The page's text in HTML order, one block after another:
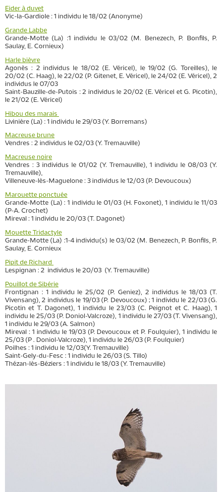
Eider à duvet
Vic-la-Gardiole : 1 individu le 18/02 (Anonyme)
Grande Labbe
Grande-Motte (La) :1 individu le 03/02 (M. Benezech, P. Bonfils, P.
Saulay, E. Cornieux)
Harle bièvre
Agonès : 2 individus le 18/02 (E. Véricel), le 19/02 (G. Toreilles), le
20/02 (C. Haag), le 22/02 (P. Gitenet, E. Véricel), le 24/02 (E. Véricel), 2
individus le 07/03
Saint-Bauzille-de-Putois : 2 individus le 20/02 (E. Véricel et G. Picotin),
le 21/02 (E. Véricel)
Hibou des marais
Livinière (La) : 1 individu le 29/03 (Y. Borremans)
Macreuse brune
Vendres : 2 individus le 02/03 (Y. Tremauville)
Macreuse noire
Vendres : 3 individus le 01/02 (Y. Tremauville), 1 individu le 08/03 (Y.
Tremauville),
Villeneuve-lès-Maguelone : 3 individus le 12/03 (P. Devoucoux)
Marouette ponctuée
Grande-Motte (La) : 1 individu le 01/03 (H. Foxonet), 1 individu le 11/03
(P-A. Crochet)
Mireval : 1 individu le 20/03 (T. Dagonet)
Mouette Tridactyle
Grande-Motte (La) :1-4 individu(s) le 03/02 (M. Benezech, P. Bonfils, P.
Saulay, E. Cornieux
Pipit de Richard
Lespignan : 2 individus le 20/03 (Y. Tremauville)
Pouillot de Sibérie
Frontignan : 1 individu le 25/02 (P. Geniez), 2 individus le 18/03 (T.
Vivensang), 2 individus le 19/03 (P. Devoucoux) ; 1 individu le 22/03 (G.
Picotin et T. Dagonet), 1 individu le 23/03 (C. Peignot et C. Haag), 1
individu le 25/03 (P. Doniol-Valcroze), 1 individu le 27/03 (T. Vivensang),
1 individu le 29/03 (A. Salmon)
Mireval : 1 individu le 19/03 (P. Devoucoux et P. Foulquier), 1 individu le
25/03 (P . Doniol-Valcroze), 1 individu le 26/03 (P. Foulquier)
Poilhes : 1 individu le 12/03(Y. Tremauville)
Saint-Gely-du-Fesc : 1 individu le 26/03 (S. Tillo)
Thézan-lès-Béziers : 1 individu le 18/03 (Y. Tremauville)